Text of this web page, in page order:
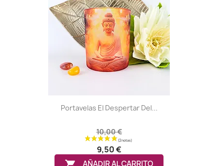
Portavelas El Despertar Del...
10,00 €
9,50 €
AÑADIR AL CARRITO